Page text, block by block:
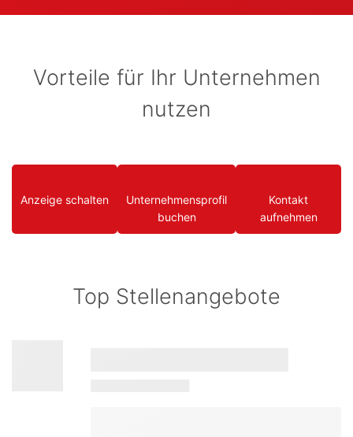
Vorteile für Ihr Unternehmen
nutzen
Anzeige schalten
Unternehmensprofil
buchen
Kontakt
aufnehmen
Top Stellenangebote